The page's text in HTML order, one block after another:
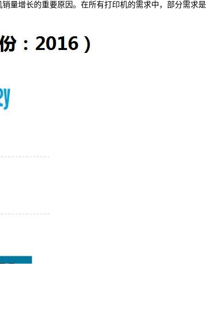
量增长的重要原因。在所有打印机的需求中，部分需求是